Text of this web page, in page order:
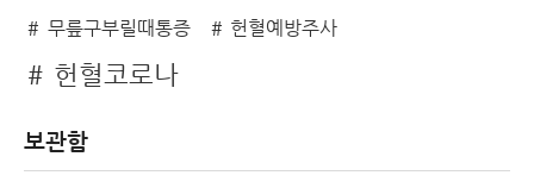
무릎구부릴때통증
헌혈예방주사
헌혈코로나
보관함